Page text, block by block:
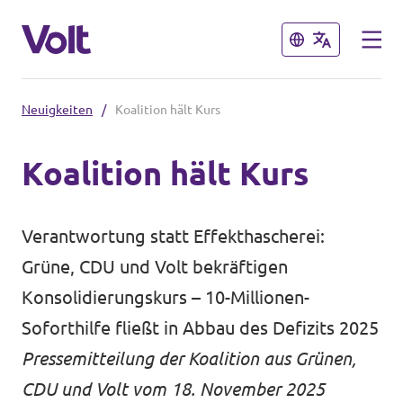
Schließen
Website Volt Darmstadt
Lokale Teams
Volt in Deutschland
Schließen
Über Volt
Neuigkeiten
Neuigkeiten / Koalition hält Kurs
Koalition hält Kurs
Verantwortung statt Effekthascherei:
Grüne, CDU und Volt bekräftigen
Konsolidierungskurs – 10-Millionen-
Soforthilfe fließt in Abbau des Defizits 2025
Pressemitteilung der Koalition aus Grünen,
CDU und Volt vom 18. November 2025